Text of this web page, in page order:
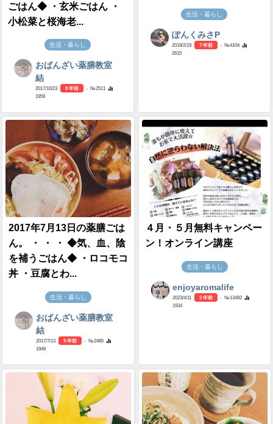
ごはん◆ ・玄米ごはん ・
小松菜と桜海老...
生活・暮らし
おばんざい薬膳教室
結
2017/10/23 8 年前
- №2511
1959
生活・暮らし
ぽんくみさP
2019/2/19 7 年前
- №4104
2615
2017年7月13日の薬膳ごは
ん。 ・ ・ ・ ◆気、血、陰
を補うごはん◆ ・ロコモコ
丼 ・豆腐とわ...
生活・暮らし
おばんざい薬膳教室
結
2017/7/13 9 年前
- №2485
1948
４月・５月無料キャンペー
ン！オンライン講座
生活・暮らし
enjoyaromalife
2023/4/11 3 年前
- №13492
1934